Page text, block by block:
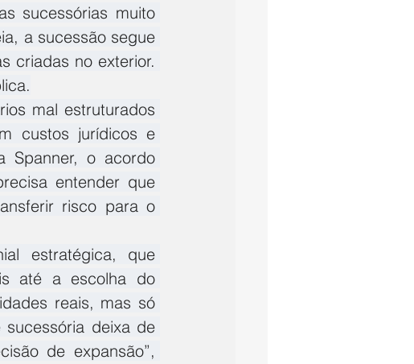
sucessórias muito
a sucessão segue
criadas no exterior.
mal estruturados
custos jurídicos e
Spanner, o acordo
entender que
risco para o
estratégica, que
até a escolha do
reais, mas só
deixa de
de expansão”,